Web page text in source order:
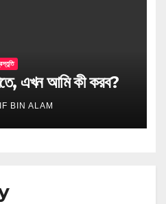
এখন আমি কী করব?
BIN ALAM